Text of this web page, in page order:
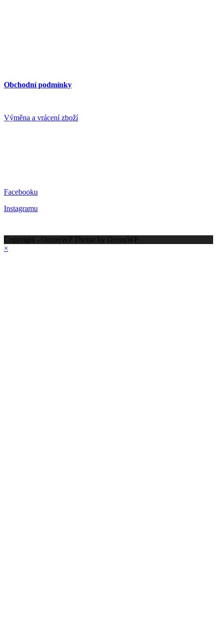
Obchodní podmínky
Výměna a vrácení zboží
Facebooku
Instagramu
Copyright - OceanWP Theme by OceanWP
×